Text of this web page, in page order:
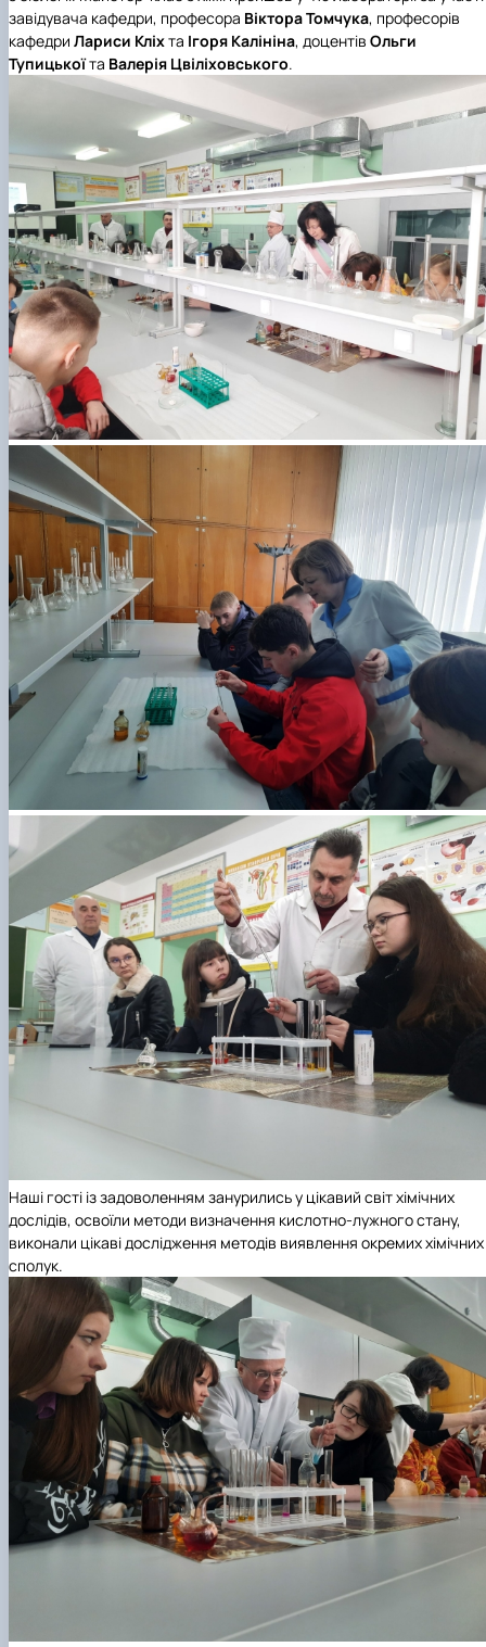
завідувача кафедри, професора Віктора Томчука, професорів
кафедри Лариси Кліхта Ігоря Калініна, доцентів Ольги
Тупицькоїта Валерія Цвіліховського.
Наші гості із задоволенням занурились у цікавий світ хімічних
дослідів, освоїли методи визначення кислотно-лужного стану,
виконали цікаві дослідження методів виявлення окремих хімічних
сполук.